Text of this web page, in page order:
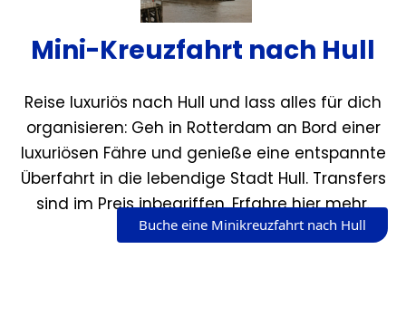
Mini-Kreuzfahrt nach Hull
Reise luxuriös nach Hull und lass alles für dich
organisieren: Geh in Rotterdam an Bord einer
luxuriösen Fähre und genieße eine entspannte
Überfahrt in die lebendige Stadt Hull. Transfers
sind im Preis inbegriffen. Erfahre hier mehr.
Buche eine Minikreuzfahrt nach Hull